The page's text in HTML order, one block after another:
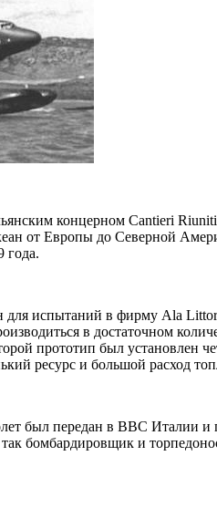
концерном Cantieri
от Европы до Северной
года.
испытаний в фирму Ala
в достаточном
прототип был
ресурс и большой расход
был передан в ВВС Италии
бомбардировщик и